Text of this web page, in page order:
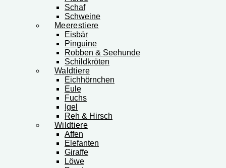
Schaf
Schweine
Meerestiere
Eisbär
Pinguine
Robben & Seehunde
Schildkröten
Waldtiere
Eichhörnchen
Eule
Fuchs
Igel
Reh & Hirsch
Wildtiere
Affen
Elefanten
Giraffe
Löwe